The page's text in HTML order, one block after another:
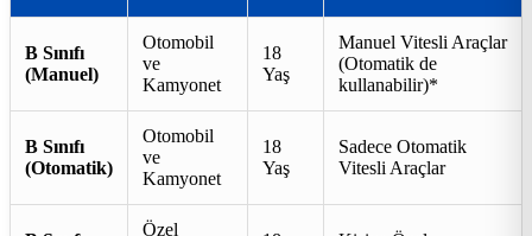
B Sınıfı
(Manuel)
Otomobil
ve
Kamyonet
18
Yaş
Manuel Vitesli Araçlar
(Otomatik de
kullanabilir)*
B Sınıfı
(Otomatik)
Otomobil
ve
Kamyonet
18
Yaş
Sadece Otomatik
Vitesli Araçlar
Özel